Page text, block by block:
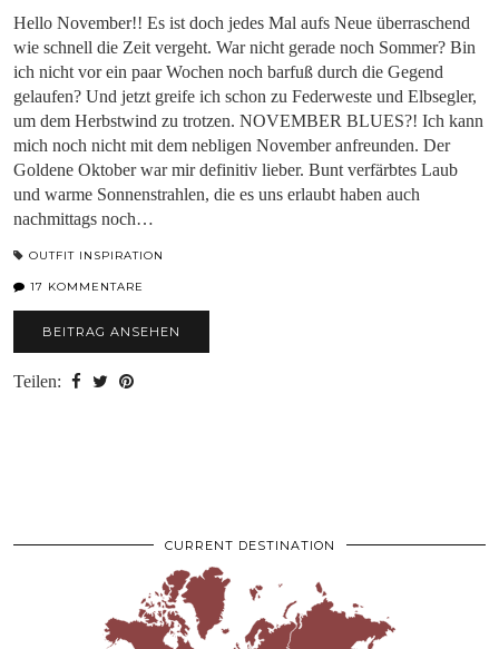
Hello November!! Es ist doch jedes Mal aufs Neue überraschend
wie schnell die Zeit vergeht. War nicht gerade noch Sommer? Bin
ich nicht vor ein paar Wochen noch barfuß durch die Gegend
gelaufen? Und jetzt greife ich schon zu Federweste und Elbsegler,
um dem Herbstwind zu trotzen. NOVEMBER BLUES?! Ich kann
mich noch nicht mit dem nebligen November anfreunden. Der
Goldene Oktober war mir definitiv lieber. Bunt verfärbtes Laub
und warme Sonnenstrahlen, die es uns erlaubt haben auch
nachmittags noch…
OUTFIT INSPIRATION
17 KOMMENTARE
BEITRAG ANSEHEN
Teilen:
CURRENT DESTINATION